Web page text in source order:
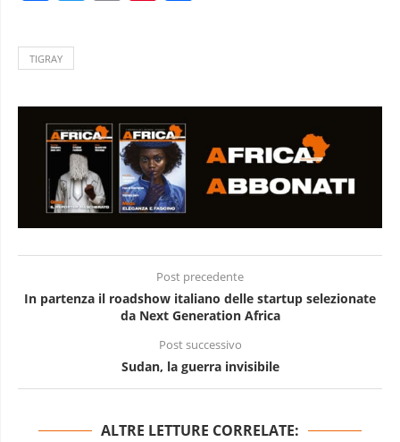
TIGRAY
Post precedente
In partenza il roadshow italiano delle startup selezionate
da Next Generation Africa
Post successivo
Sudan, la guerra invisibile
ALTRE LETTURE CORRELATE: